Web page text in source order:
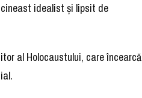
idealist şi lipsit de
al Holocaustului, care încearcă